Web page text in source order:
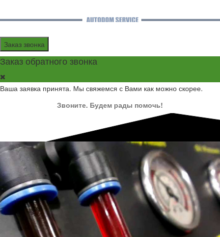
Заказ звонка
Заказ обратного звонка
Ваша заявка принята. Мы свяжемся с Вами как можно скорее.
Звоните. Будем рады помочь!